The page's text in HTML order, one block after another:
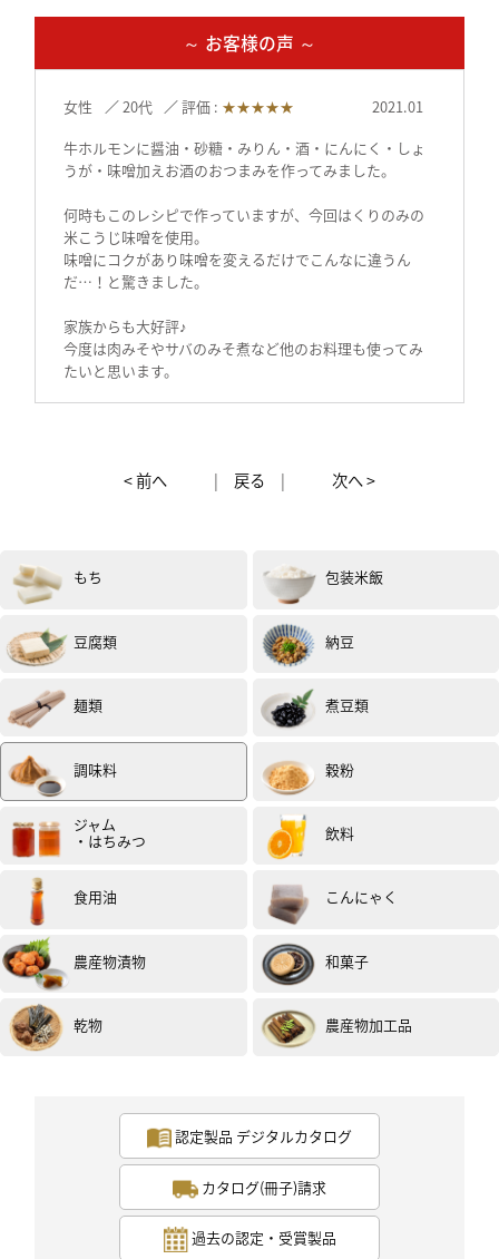
～ お客様の声 ～
女性 20代 評価 : ★★★★★
2021.01
牛ホルモンに醤油・砂糖・みりん・酒・にんにく・しょ
うが・味噌加えお酒のおつまみを作ってみました。
何時もこのレシピで作っていますが、今回はくりのみの
米こうじ味噌を使用。
味噌にコクがあり味噌を変えるだけでこんなに違うん
だ…！と驚きました。
家族からも大好評♪
今度は肉みそやサバのみそ煮など他のお料理も使ってみ
たいと思います。
★★★★★
1回目は豚汁でたくさんの具を入れたお味噌汁です。
味に深みがあり、家族に好評でした。
薄味が好みなので薄味にしても美味しくいただけまし
2回目は、肉団子のお味噌汁にしました。
これは具材が大きくしたのでこんにゃくがもの足りなく
感じたので柚味噌をつけていただくと美味しかったで
柚味噌をとても気に入ったので、お野菜、おにぎり、焼
き肉など色々なものに添えてこどもが喜んで食べてくれ
柚味噌は載っていたレシピで簡単に作ることができまし
柚子、くりのみの米こうじ味噌
調味料のみなので簡単でした。
投稿日：2021年1月17日（試食モニター）
< 前へ | 戻る | 次へ >
もち 包装米飯
豆腐類 納豆
麺類 煮豆類
調味料 穀粉
ジャム
・はちみつ 飲料
食用油 こんにゃく
農産物漬物 和菓子
乾物 農産物加工品
認定製品 デジタルカタログ
カタログ(冊子)請求
過去の認定・受賞製品